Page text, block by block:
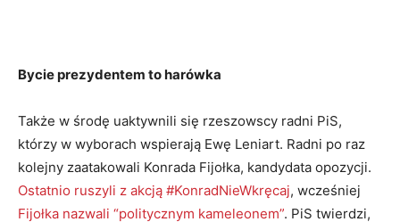
Bycie prezydentem to harówka
Także w środę uaktywnili się rzeszowscy radni PiS,
którzy w wyborach wspierają Ewę Leniart. Radni po raz
kolejny zaatakowali Konrada Fijołka, kandydata opozycji.
Ostatnio ruszyli z akcją #KonradNieWkręcaj, wcześniej
Fijołka nazwali “politycznym kameleonem”. PiS twierdzi,